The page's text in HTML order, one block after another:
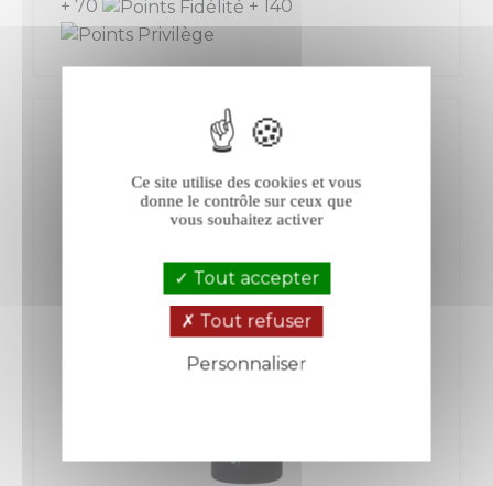
+ 70 + 140
Ce site utilise des cookies et vous
donne le contrôle sur ceux que
vous souhaitez activer
Tout accepter
Tout refuser
Personnaliser